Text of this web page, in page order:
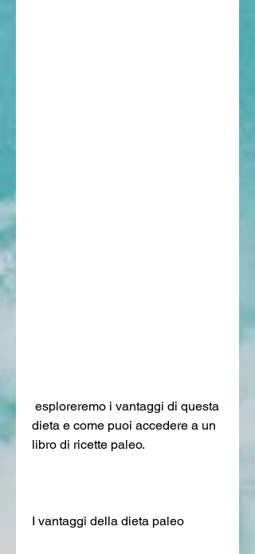
dieta e come puoi accedere a un
libro di ricette paleo.
I vantaggi della dieta paleo